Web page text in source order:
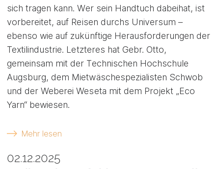
sich tragen kann. Wer sein Handtuch dabeihat, ist
vorbereitet, auf Reisen durchs Universum –
ebenso wie auf zukünftige Herausforderungen der
Textilindustrie. Letzteres hat Gebr. Otto,
gemeinsam mit der Technischen Hochschule
Augsburg, dem Mietwäschespezialisten Schwob
und der Weberei Weseta mit dem Projekt „Eco
Yarn“ bewiesen.
Mehr lesen
02.12.2025